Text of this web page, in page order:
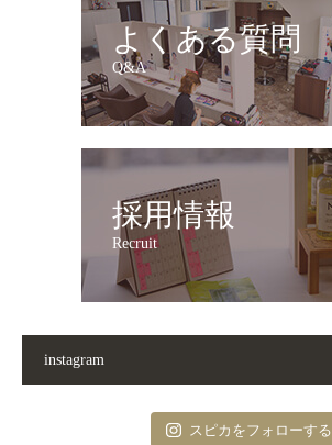
よくある質問
Q&A
採用情報
Recruit
instagram
スピカをフォローする